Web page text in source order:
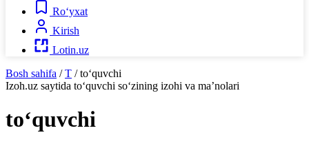
Ro‘yxat
Kirish
Lotin.uz
Bosh sahifa / T / to‘quvchi
Izoh.uz saytida to‘quvchi so‘zining izohi va ma’nolari
to‘quvchi